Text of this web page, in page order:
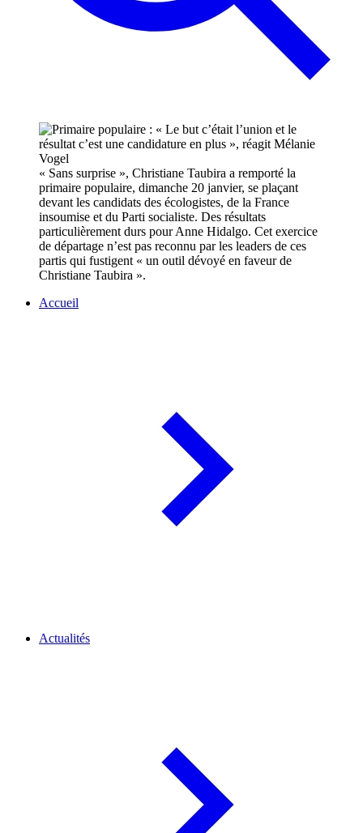
« Sans surprise », Christiane Taubira a remporté la
primaire populaire, dimanche 20 janvier, se plaçant
devant les candidats des écologistes, de la France
insoumise et du Parti socialiste. Des résultats
particulièrement durs pour Anne Hidalgo. Cet exercice
de départage n’est pas reconnu par les leaders de ces
partis qui fustigent « un outil dévoyé en faveur de
Christiane Taubira ».
Accueil
Actualités